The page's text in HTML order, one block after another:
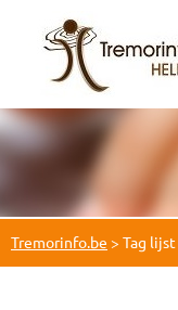
Tremorinfo.be > Tag lijst